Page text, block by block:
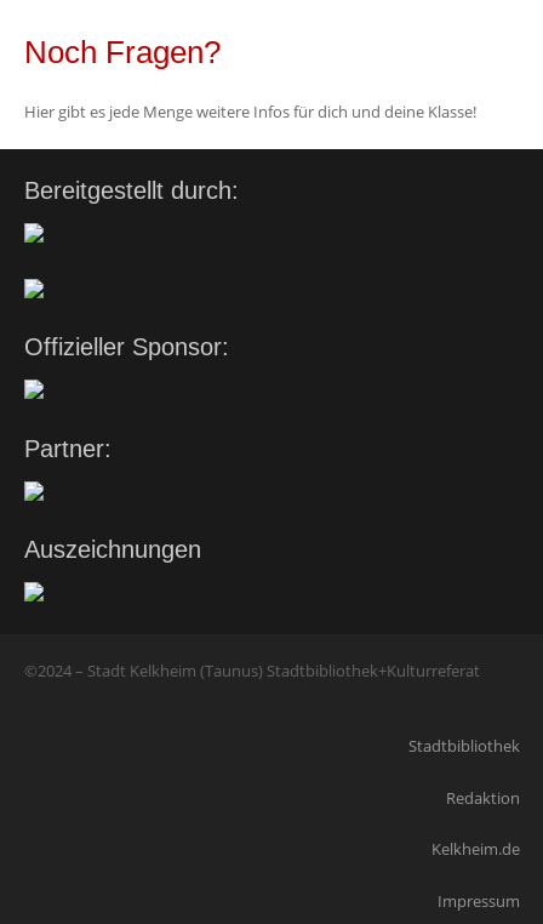
Noch Fragen?
Hier gibt es jede Menge weitere Infos für dich und deine Klasse!
Bereitgestellt durch:
Offizieller Sponsor:
Partner:
Auszeichnungen
©2024 – Stadt Kelkheim (Taunus) Stadtbibliothek+Kulturreferat
Stadtbibliothek
Redaktion
Kelkheim.de
Impressum